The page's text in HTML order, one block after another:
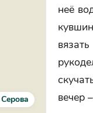
неё
вечер